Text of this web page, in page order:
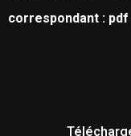
correspondant :